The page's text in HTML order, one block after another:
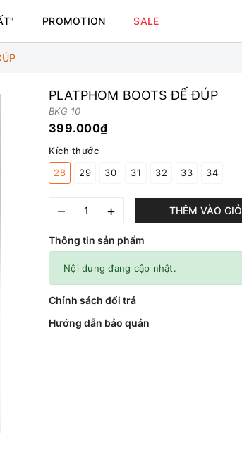
PROMOTION SALE
PLATPHOM BOOTS ĐẾ ĐÚP
BKG 10
399.000₫
Kích thước
28
29 30 31 32 33 34
– + THÊM VÀO GIỎ
Thông tin sản phẩm
Nội dung đang cập nhật.
Chính sách đổi trả
Hướng dẫn bảo quản